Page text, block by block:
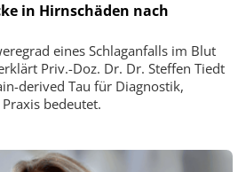
in Hirnschäden nach
eines Schlaganfalls im Blut
Priv.-Doz. Dr. Dr. Steffen Tiedt
derived Tau für Diagnostik,
bedeutet.